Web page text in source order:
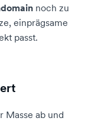
noch zu
einprägsame
passt.
Masse ab und